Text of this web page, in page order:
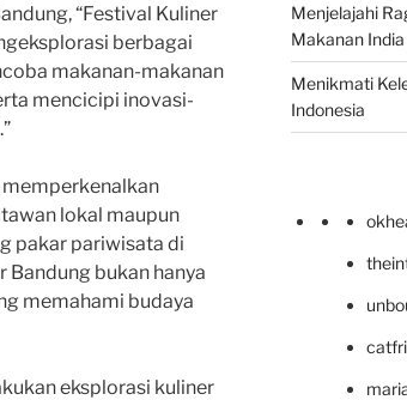
“Festival Kuliner
berbagai
makanan-makanan
mencicipi inovasi-
memperkenalkan
lokal maupun
pakar pariwisata di
Bandung bukan hanya
memahami budaya
eksplorasi kuliner
Menjelajahi
Makanan
Menikmati
Indonesia